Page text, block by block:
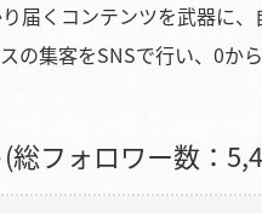
届くコンテンツを武器に
の集客をSNSで行い、0か
フォロワー数：